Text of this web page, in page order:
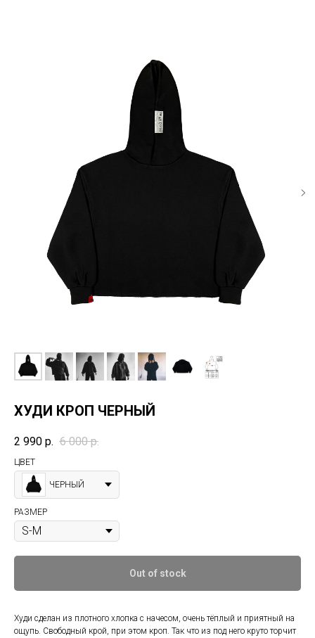
ХУДИ КРОП ЧЕРНЫЙ
2 990 р. 6 000 р.
ЦВЕТ
ЧЕРНЫЙ
РАЗМЕР
Out of stock
Худи сделан из плотного хлопка с начесом, очень тёплый и приятный на
ощупь. Свободный крой, при этом кроп. Так что из под него круто торчит